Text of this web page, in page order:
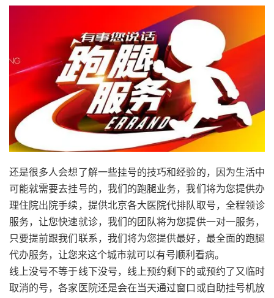
还是很多人会想了解一些挂号的技巧和经验的，因为生活中
可能就需要去挂号的，我们的跑腿业务，我们将为您提供办
理住院出院手续，提供北京各大医院代排队取号，全程领诊
服务，让您快速就诊，我们的团队将为您提供一对一服务，
只要提前跟我们联系，我们将为您提供最好，最全面的跑腿
代办服务，让您来这个城市就可以有号顺利看病。
线上没号不等于线下没号，线上预约剩下的或预约了又临时
取消的号，各家医院还是会在当天通过窗口或自助挂号机放